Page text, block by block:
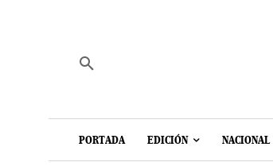
PORTADA EDICIÓN NACIONAL